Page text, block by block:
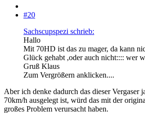
#20
Sachscupspezi schrieb:
Hallo
Mit 70HD ist das zu mager, da kann
Glück gehabt ,oder auch nicht:::: wer
Gruß Klaus
Zum Vergrößern anklicken....
Aber ich denke dadurch das dieser Vergaser
70km/h ausgelegt ist, würd das mit der
großes Problem verursacht haben.